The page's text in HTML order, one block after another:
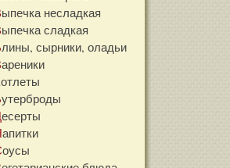
Выпечка несладкая
Выпечка сладкая
Блины, сырники, оладьи
Вареники
Котлеты
Бутерброды
Десерты
Напитки
Соусы